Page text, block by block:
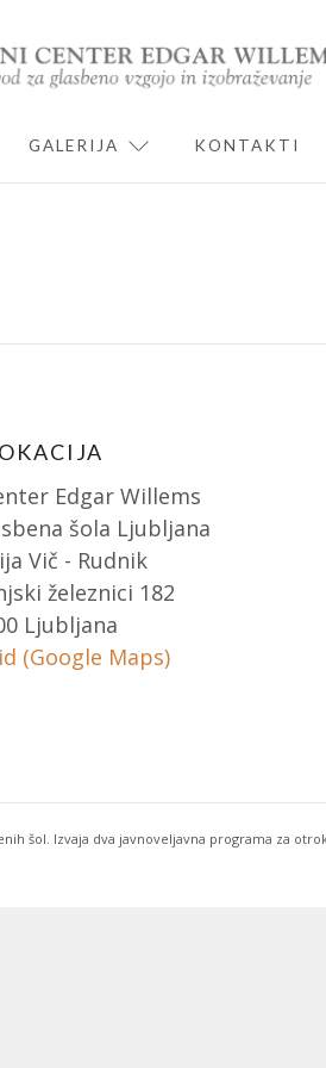
CHILD MENU
GALERIJA EXPAND CHILD
KONTAKTI
Edgar Willems
šola Ljubljana
Vič - Rudnik
železnici 182
Ljubljana
(Google Maps)
šol. Izvaja dva javnoveljavna programa za